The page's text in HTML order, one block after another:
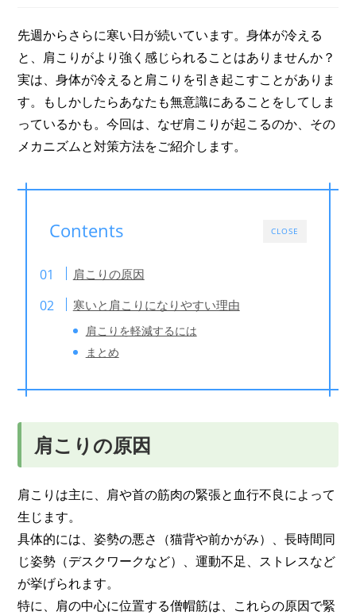
先週からさらに寒い日が続いています。身体が冷える
と、肩こりがより強く感じられることはありませんか？
実は、身体が冷えると肩こりを引き起こすことがありま
す。もしかしたらあなたも無意識にあることをしてしま
っているかも。今回は、なぜ肩こりが起こるのか、その
メカニズムと対策方法をご紹介します。
CLOSE
Contents
肩こりの原因
寒いと肩こりになりやすい理由
肩こりを軽減するには
まとめ
肩こりの原因
肩こりは主に、肩や首の筋肉の緊張と血行不良によって
生じます。
具体的には、姿勢の悪さ（猫背や前かがみ）、長時間同
じ姿勢（デスクワークなど）、運動不足、ストレスなど
が挙げられます。
特に、肩の中心に位置する僧帽筋は、これらの原因で緊